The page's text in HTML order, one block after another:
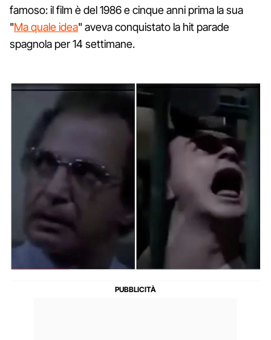
famoso: il film è del 1986 e cinque anni prima la sua
"Ma quale idea" aveva conquistato la hit parade
spagnola per 14 settimane.